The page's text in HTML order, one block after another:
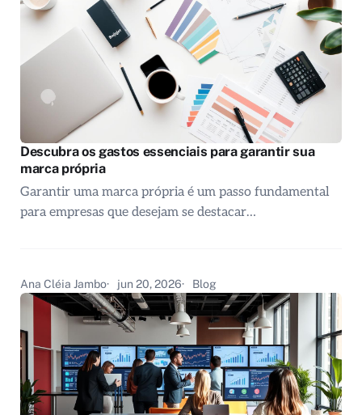
Descubra os gastos essenciais para garantir sua
marca própria
Garantir uma marca própria é um passo fundamental
para empresas que desejam se destacar…
Ana Cléia Jambo jun 20, 2026 Blog